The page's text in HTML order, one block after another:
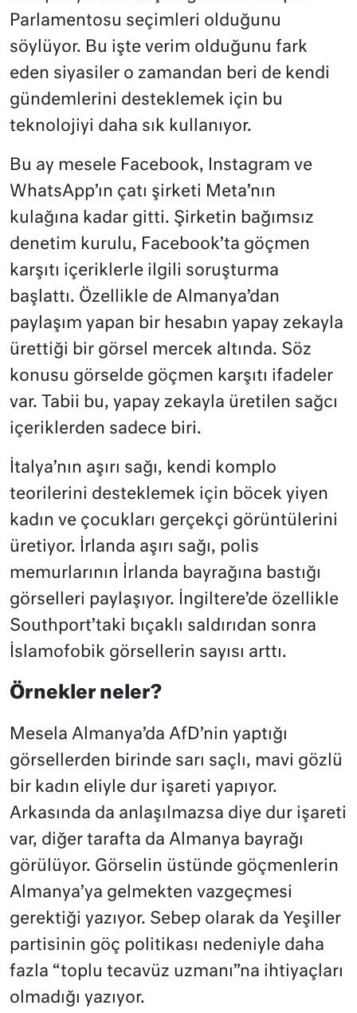
Parlamentosu seçimleri olduğunu
söylüyor. Bu işte verim olduğunu fark
eden siyasiler o zamandan beri de kendi
gündemlerini desteklemek için bu
teknolojiyi daha sık kullanıyor.
Bu ay mesele Facebook, Instagram ve
WhatsApp’ın çatı şirketi Meta’nın
kulağına kadar gitti. Şirketin bağımsız
denetim kurulu, Facebook’ta göçmen
karşıtı içeriklerle ilgili soruşturma
başlattı. Özellikle de Almanya’dan
paylaşım yapan bir hesabın yapay zekayla
ürettiği bir görsel mercek altında. Söz
konusu görselde göçmen karşıtı ifadeler
var. Tabii bu, yapay zekayla üretilen sağcı
içeriklerden sadece biri.
İtalya’nın aşırı sağı, kendi komplo
teorilerini desteklemek için böcek yiyen
kadın ve çocukları gerçekçi görüntülerini
üretiyor. İrlanda aşırı sağı, polis
memurlarının İrlanda bayrağına bastığı
görselleri paylaşıyor. İngiltere’de özellikle
Southport’taki bıçaklı saldırıdan sonra
İslamofobik görsellerin sayısı arttı.
Örnekler neler?
Mesela Almanya’da AfD’nin yaptığı
görsellerden birinde sarı saçlı, mavi gözlü
bir kadın eliyle dur işareti yapıyor.
Arkasında da anlaşılmazsa diye dur işareti
var, diğer tarafta da Almanya bayrağı
görülüyor. Görselin üstünde göçmenlerin
Almanya’ya gelmekten vazgeçmesi
gerektiği yazıyor. Sebep olarak da Yeşiller
partisinin göç politikası nedeniyle daha
fazla “toplu tecavüz uzmanı”na ihtiyaçları
olmadığı yazıyor.